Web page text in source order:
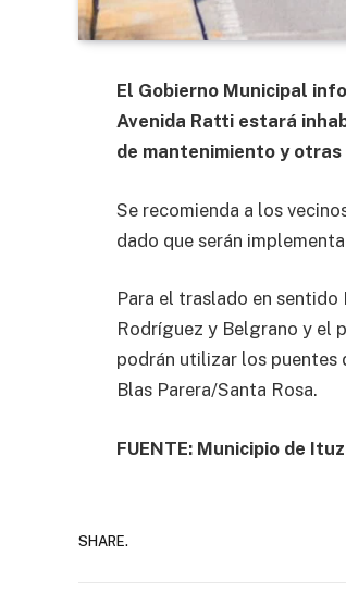
El Gobierno Municipal
Avenida Ratti estará
de mantenimiento y
Se recomienda a los
dado que serán
Para el traslado en
Rodríguez y Belgrano y el
podrán utilizar los puentes
Blas Parera/Santa Rosa.
FUENTE: Municipio de
SHARE.